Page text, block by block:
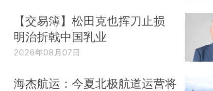
【交易簿】松田克也挥刀止损
明治折戟中国乳业
2026年08月07日
海杰航运：今夏北极航道运营将